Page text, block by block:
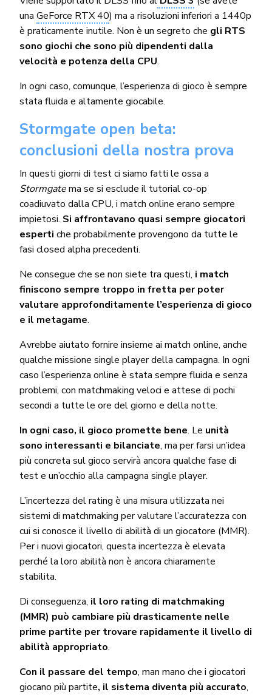
una GeForce RTX 40) ma a risoluzioni inferiori a 1440p
è praticamente inutile. Non è un segreto che gli RTS
sono giochi che sono più dipendenti dalla
velocità e potenza della CPU.
In ogni caso, comunque, l’esperienza di gioco è sempre
stata fluida e altamente giocabile.
Stormgate open beta:
conclusioni della nostra prova
In questi giorni di test ci siamo fatti le ossa a
Stormgatema se si esclude il tutorial co-op
coadiuvato dalla CPU, i match online erano sempre
impietosi. Si affrontavano quasi sempre giocatori
esperti che probabilmente provengono da tutte le
fasi closed alpha precedenti.
Ne consegue che se non siete tra questi, i match
finiscono sempre troppo in fretta per poter
valutare approfonditamente l’esperienza di gioco
e il metagame.
Avrebbe aiutato fornire insieme ai match online, anche
qualche missione single player della campagna. In ogni
caso l’esperienza online è stata sempre fluida e senza
problemi, con matchmaking veloci e attese di pochi
secondi a tutte le ore del giorno e della notte.
In ogni caso, il gioco promette bene. Le unità
sono interessanti e bilanciate, ma per farsi un’idea
più concreta sul gioco servirà ancora qualche fase di
test e un’occhio alla campagna single player.
L’incertezza del rating è una misura utilizzata nei
sistemi di matchmaking per valutare l’accuratezza con
cui si conosce il livello di abilità di un giocatore (MMR).
Per i nuovi giocatori, questa incertezza è elevata
perché la loro abilità non è ancora chiaramente
stabilita.
Di conseguenza, il loro rating di matchmaking
(MMR) può cambiare più drasticamente nelle
prime partite per trovare rapidamente il livello di
abilità appropriato.
Con il passare del tempo, man mano che i giocatori
giocano più partite, il sistema diventa più accurato,